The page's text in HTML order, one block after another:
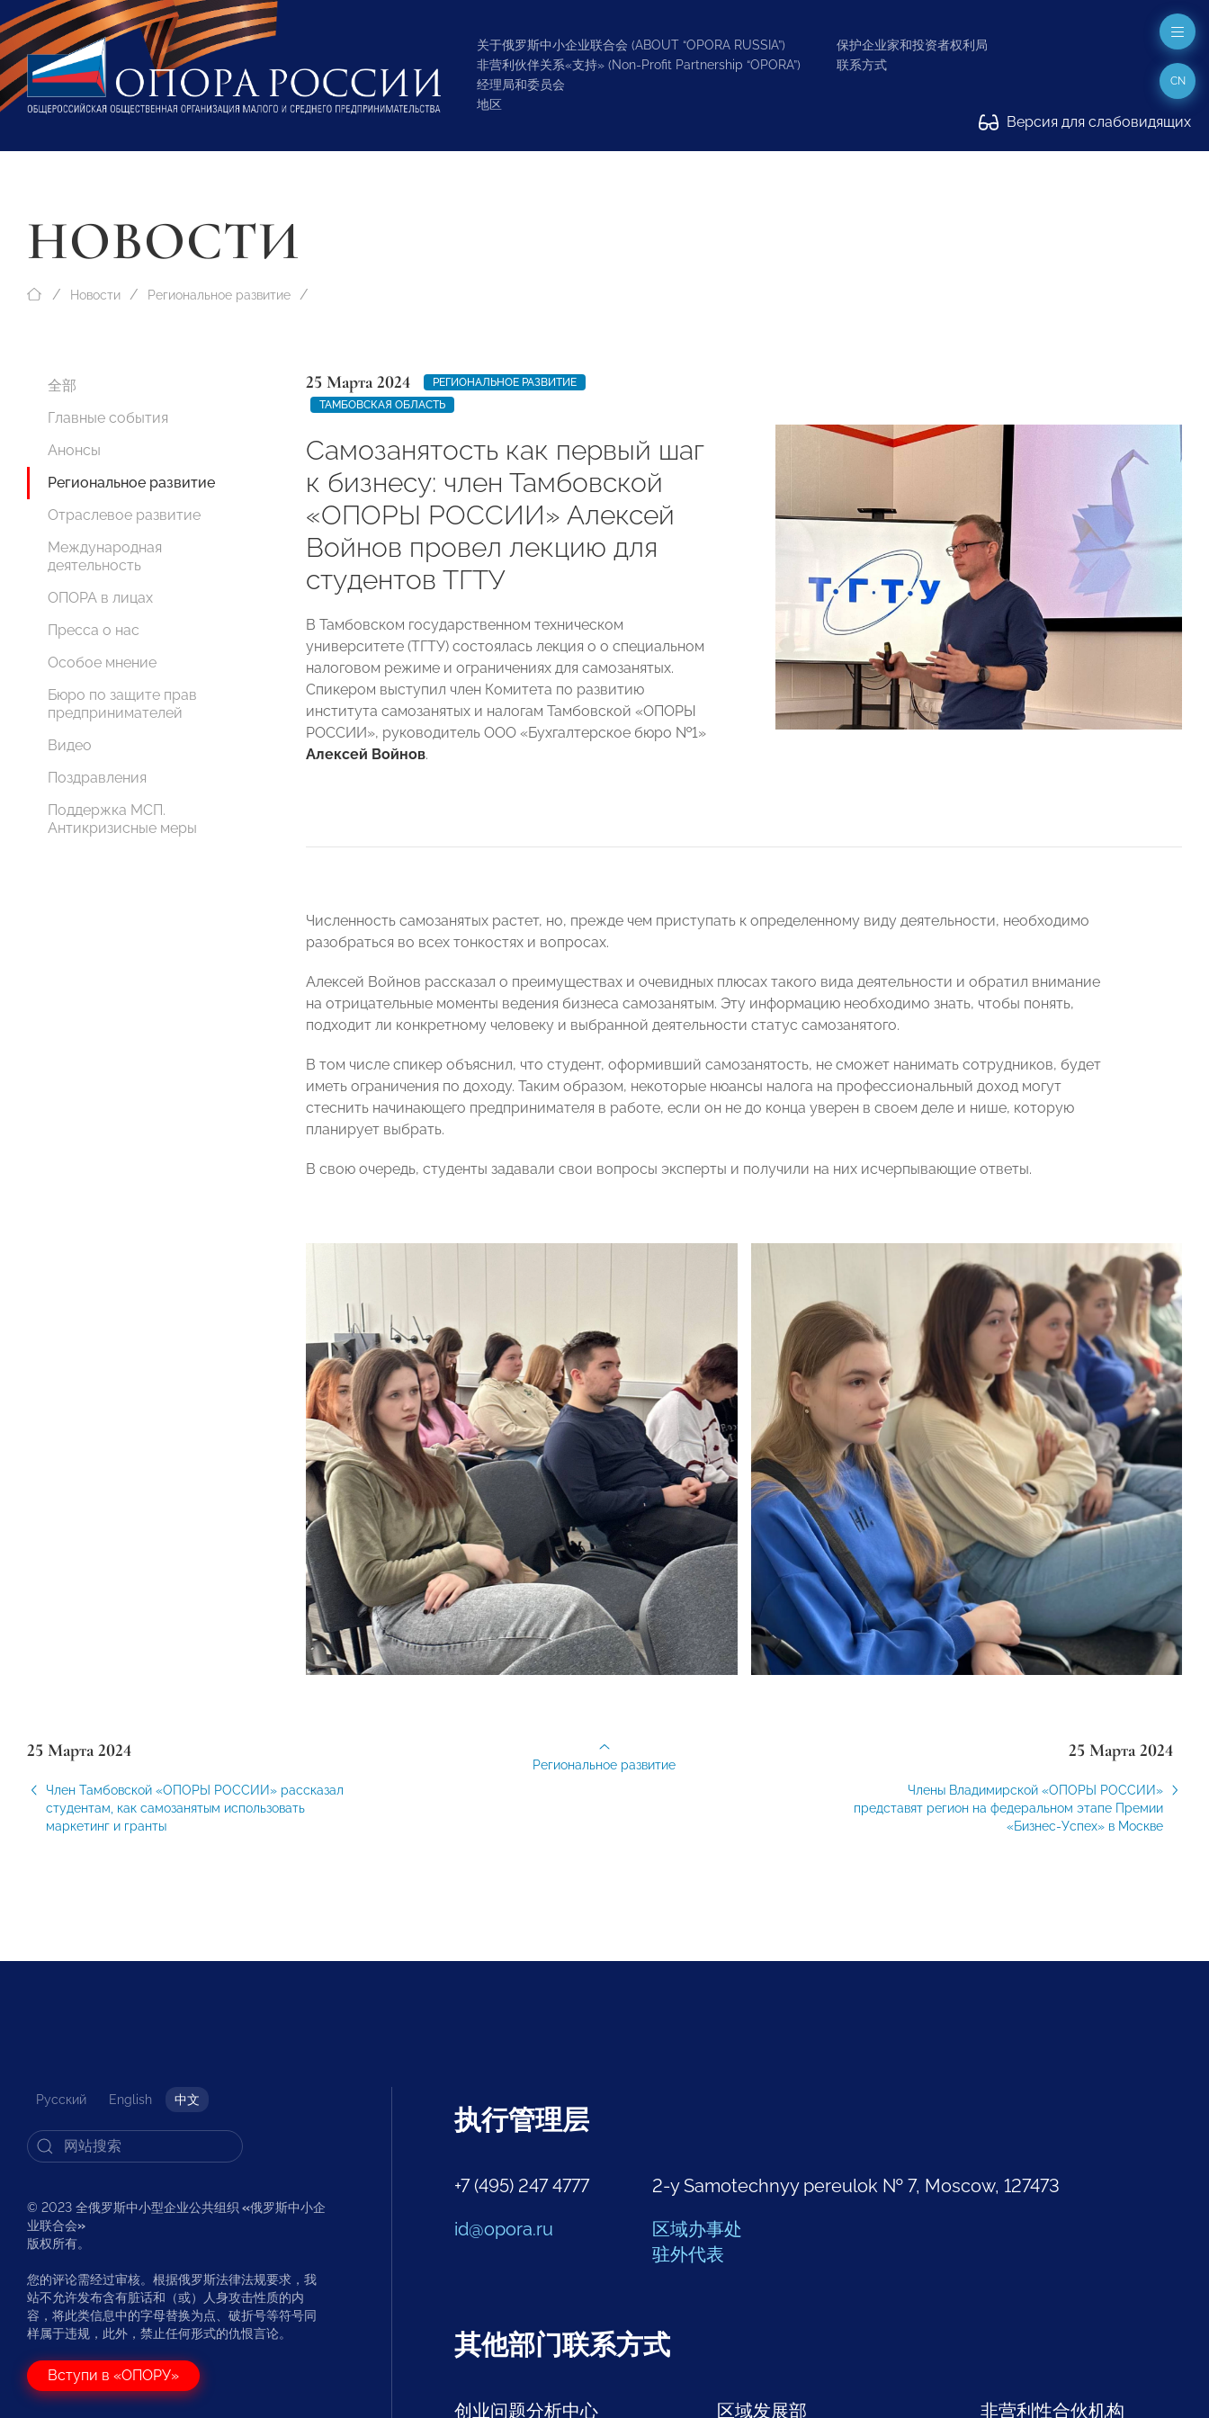
关于俄罗斯中小企业联合会 (ABOUT “OPORA RUSSIA”)
非营利伙伴关系«支持» (Non-Profit Partnership “OPORA”)
经理局和委员会
地区
保护企业家和投资者权利局
联系方式
Версия для слабовидящих
CN
НОВОСТИ
Новости Региональное развитие
全部
Главные события
Анонсы
Региональное развитие
Отраслевое развитие
Международная
деятельность
ОПОРА в лицах
Пресса о нас
Особое мнение
Бюро по защите прав
предпринимателей
Видео
Поздравления
Поддержка МСП.
Антикризисные меры
25 Марта 2024
РЕГИОНАЛЬНОЕ РАЗВИТИЕ
ТАМБОВСКАЯ ОБЛАСТЬ
Самозанятость как первый шаг
к бизнесу: член Тамбовской
«ОПОРЫ РОССИИ» Алексей
Войнов провел лекцию для
студентов ТГТУ
В Тамбовском государственном техническом
университете (ТГТУ) состоялась лекция о о специальном
налоговом режиме и ограничениях для самозанятых.
Спикером выступил член Комитета по развитию
института самозанятых и налогам Тамбовской «ОПОРЫ
РОССИИ», руководитель ООО «Бухгалтерское бюро №1»
Алексей Войнов.
Численность самозанятых растет, но, прежде чем приступать к определенному виду деятельности, необходимо
разобраться во всех тонкостях и вопросах.
Алексей Войнов рассказал о преимуществах и очевидных плюсах такого вида деятельности и обратил внимание
на отрицательные моменты ведения бизнеса самозанятым. Эту информацию необходимо знать, чтобы понять,
подходит ли конкретному человеку и выбранной деятельности статус самозанятого.
В том числе спикер объяснил, что студент, оформивший самозанятость, не сможет нанимать сотрудников, будет
иметь ограничения по доходу. Таким образом, некоторые нюансы налога на профессиональный доход могут
стеснить начинающего предпринимателя в работе, если он не до конца уверен в своем деле и нише, которую
планирует выбрать.
В свою очередь, студенты задавали свои вопросы эксперты и получили на них исчерпывающие ответы.
25 Марта 2024
Член Тамбовской «ОПОРЫ РОССИИ» рассказал
студентам, как самозанятым использовать
маркетинг и гранты
25 Марта 2024
Члены Владимирской «ОПОРЫ РОССИИ»
представят регион на федеральном этапе Премии
«Бизнес-Успех» в Москве
Региональное развитие
Русский English 中文
© 2023 全俄罗斯中小型企业公共组织 «俄罗斯中小企
业联合会»
版权所有。
您的评论需经过审核。根据俄罗斯法律法规要求，我
站不允许发布含有脏话和（或）人身攻击性质的内
容，将此类信息中的字母替换为点、破折号等符号同
样属于违规，此外，禁止任何形式的仇恨言论。
Вступи в «ОПОРУ»
执行管理层
+7 (495) 247 4777
id@opora.ru
2-y Samotechnyy pereulok № 7, Moscow, 127473
区域办事处
驻外代表
其他部门联系方式
创业问题分析中心 区域发展部 非营利性合伙机构